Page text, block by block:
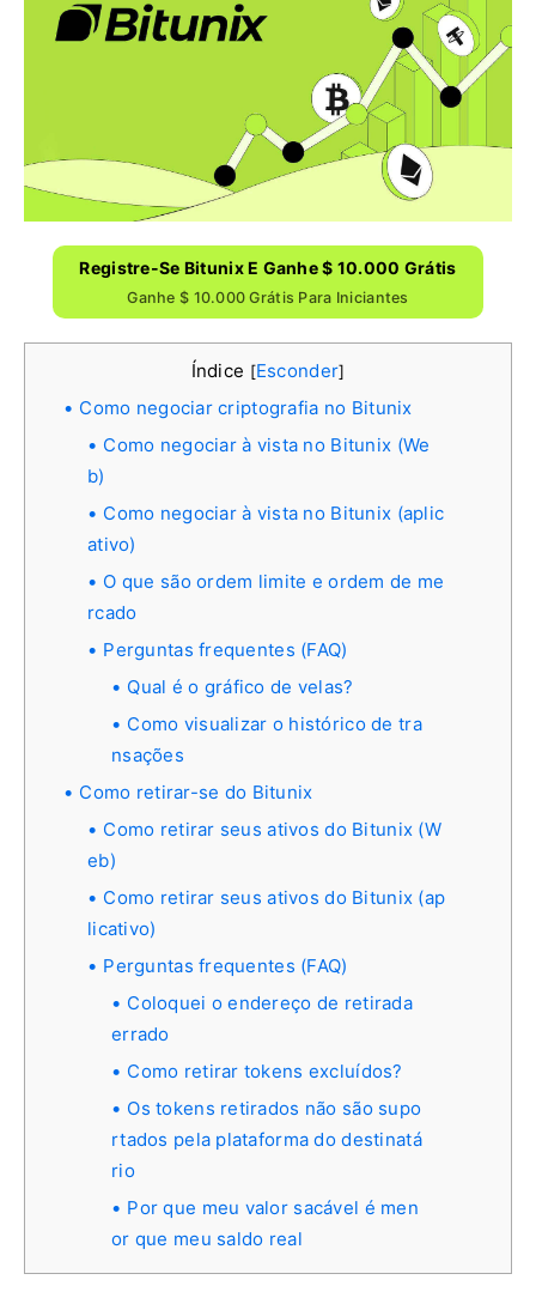
Registre-Se Bitunix E Ganhe $ 10.000 Grátis
Ganhe $ 10.000 Grátis Para Iniciantes
Índice [Esconder]
Como negociar criptografia no Bitunix
Como negociar à vista no Bitunix (We
b)
Como negociar à vista no Bitunix (aplic
ativo)
O que são ordem limite e ordem de me
rcado
Perguntas frequentes (FAQ)
Qual é o gráfico de velas?
Como visualizar o histórico de tra
nsações
Como retirar-se do Bitunix
Como retirar seus ativos do Bitunix (W
eb)
Como retirar seus ativos do Bitunix (ap
licativo)
Perguntas frequentes (FAQ)
Coloquei o endereço de retirada
errado
Como retirar tokens excluídos?
Os tokens retirados não são supo
rtados pela plataforma do destinatá
rio
Por que meu valor sacável é men
or que meu saldo real